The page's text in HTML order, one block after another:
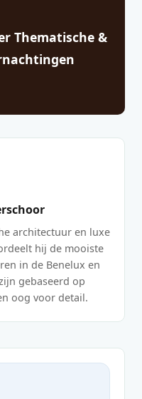
Thematische &
architectuur en luxe
hij de mooiste
in de Benelux en
gebaseerd op
oog voor detail.